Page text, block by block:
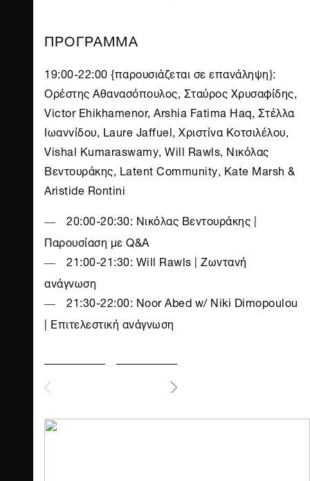
ΠΡΟΓΡΑΜΜΑ
19:00-22:00 {παρουσιάζεται σε επανάληψη}:
Ορέστης Αθανασόπουλος, Σταύρος Χρυσαφίδης,
Victor Ehikhamenor, Arshia Fatima Haq, Στέλλα
Ιωαννίδου, Laure Jaffuel, Χριστίνα Κοτσιλέλου,
Vishal Kumaraswamy, Will Rawls, Νικόλας
Βεντουράκης, Latent Community, Kate Marsh &
Aristide Rontini
20:00-20:30: Νικόλας Βεντουράκης |
Παρουσίαση με Q&A
21:00-21:30: Will Rawls | Ζωντανή
ανάγνωση
21:30-22:00: Noor Abed w/ Niki Dimopoulou
| Επιτελεστική ανάγνωση